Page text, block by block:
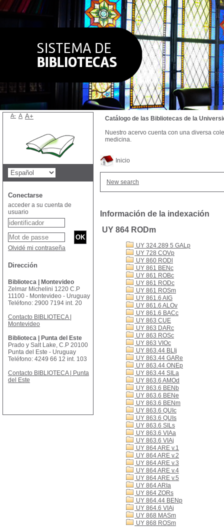
Inicio
New search
Información de la indexación
UY 864 RODm
UY 324.289 5 GALp
UY 728 COVp
UY 860 RODl
UY 861 BENc
UY 861 ROBc
UY 861 RODc
UY 861 ROSm
UY 861.6 AIG
UY 861.6 ALOv
UY 861.6 BACc
UY 863 CUE
UY 863 DARc
UY 863 ROSc
UY 863 VIOc
UY 863.44 BLIj
UY 863.44 GARe
UY 863.44 ONEp
UY 863.44 SILa
UY 863.6 AMOd
UY 863.6 BENb
UY 863.6 BENe
UY 863.6 BENm
UY 863.6 QUIc
UY 863.6 QUIs
UY 863.6 SILs
UY 863.6 VIAa
UY 863.6 VIAj
UY 864 ARE v.1
UY 864 ARE v.2
UY 864 ARE v.3
UY 864 ARE v.4
UY 864 ARE v.5
UY 864 ARIa
UY 864 ZORs
UY 864.44 BENp
UY 864.6 VIAj
UY 868 MASm
UY 868 ROSm
Catálogo de las Bibliotecas de la
Nuestro acervo cuenta con una diversa
medicina.
A- A A+
Conectarse
acceder a su cuenta de
usuario
Olvidé mi contraseña
Dirección
Biblioteca | Montevideo
Zelmar Michelini 1220 C.P
11100 - Montevideo - Uruguay
Teléfono: 2900 7194 int. 20
Contacto BIBLIOTECA |
Montevideo
Biblioteca | Punta del Este
Prado y Salt Lake, C.P 20100
Punta del Este - Uruguay
Teléfono: 4249 66 12 int. 103
Contacto BIBLIOTECA | Punta
del Este